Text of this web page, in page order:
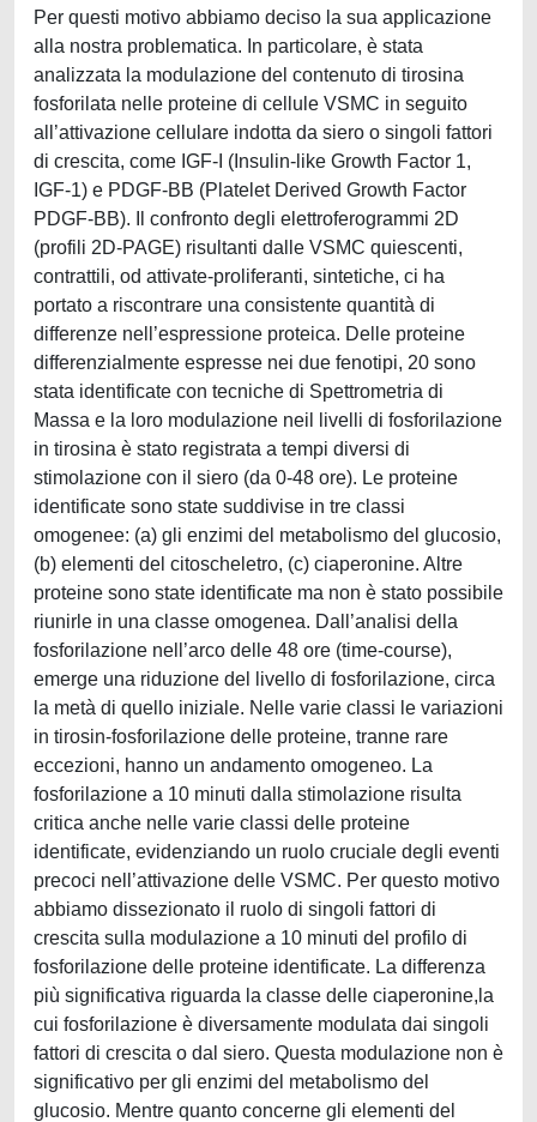
Per questi motivo abbiamo deciso la sua applicazione
alla nostra problematica. In particolare, è stata
analizzata la modulazione del contenuto di tirosina
fosforilata nelle proteine di cellule VSMC in seguito
all’attivazione cellulare indotta da siero o singoli fattori
di crescita, come IGF-I (Insulin-like Growth Factor 1,
IGF-1) e PDGF-BB (Platelet Derived Growth Factor
PDGF-BB). Il confronto degli elettroferogrammi 2D
(profili 2D-PAGE) risultanti dalle VSMC quiescenti,
contrattili, od attivate-proliferanti, sintetiche, ci ha
portato a riscontrare una consistente quantità di
differenze nell’espressione proteica. Delle proteine
differenzialmente espresse nei due fenotipi, 20 sono
stata identificate con tecniche di Spettrometria di
Massa e la loro modulazione neil livelli di fosforilazione
in tirosina è stato registrata a tempi diversi di
stimolazione con il siero (da 0-48 ore). Le proteine
identificate sono state suddivise in tre classi
omogenee: (a) gli enzimi del metabolismo del glucosio,
(b) elementi del citoscheletro, (c) ciaperonine. Altre
proteine sono state identificate ma non è stato possibile
riunirle in una classe omogenea. Dall’analisi della
fosforilazione nell’arco delle 48 ore (time-course),
emerge una riduzione del livello di fosforilazione, circa
la metà di quello iniziale. Nelle varie classi le variazioni
in tirosin-fosforilazione delle proteine, tranne rare
eccezioni, hanno un andamento omogeneo. La
fosforilazione a 10 minuti dalla stimolazione risulta
critica anche nelle varie classi delle proteine
identificate, evidenziando un ruolo cruciale degli eventi
precoci nell’attivazione delle VSMC. Per questo motivo
abbiamo dissezionato il ruolo di singoli fattori di
crescita sulla modulazione a 10 minuti del profilo di
fosforilazione delle proteine identificate. La differenza
più significativa riguarda la classe delle ciaperonine,la
cui fosforilazione è diversamente modulata dai singoli
fattori di crescita o dal siero. Questa modulazione non è
significativo per gli enzimi del metabolismo del
glucosio. Mentre quanto concerne gli elementi del